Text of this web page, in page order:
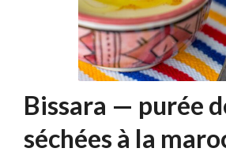
Bissara — purée
séchées à la